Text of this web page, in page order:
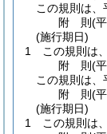
この規則は、
附 則(
(施行期日)
1
この規則は
附 則(
この規則は、
附 則(
(施行期日)
1
この規則は